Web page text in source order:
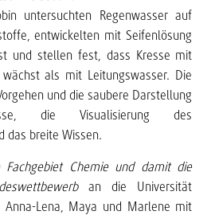
untersuchten Regenwasser auf
entwickelten mit Seifenlösung
und stellen fest, dass Kresse mit
wächst als mit Leitungswasser. Die
und die saubere Darstellung
die Visualisierung des
das breite Wissen.
Chemie und damit die
an die Universität
Anna-Lena, Maya und Marlene mit